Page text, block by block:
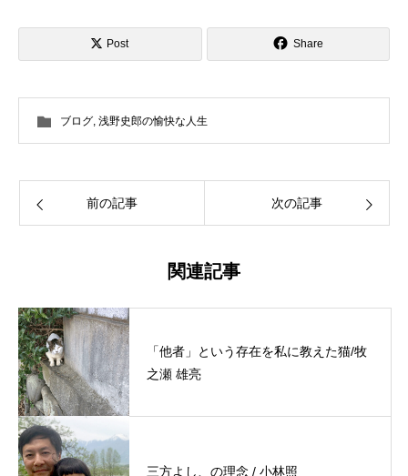
Post Share
ブログ, 浅野史郎の愉快な人生
前の記事 次の記事
関連記事
「他者」という存在を私に教えた猫/牧
之瀬 雄亮
三方よし、の理念 / 小林照